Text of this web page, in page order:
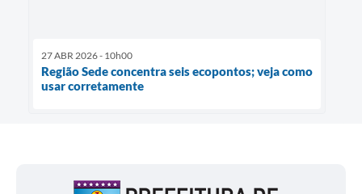
27 ABR 2026 - 10h00
Região Sede concentra seis ecopontos; veja como
usar corretamente